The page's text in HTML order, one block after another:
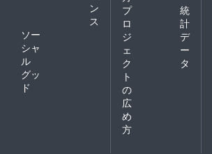
ン
ス
ソー
シャ
ル
グッ
ド
プ
ロ
ジ
ェ
ク
ト
の
広
め
方
統
計
デ
ー
タ